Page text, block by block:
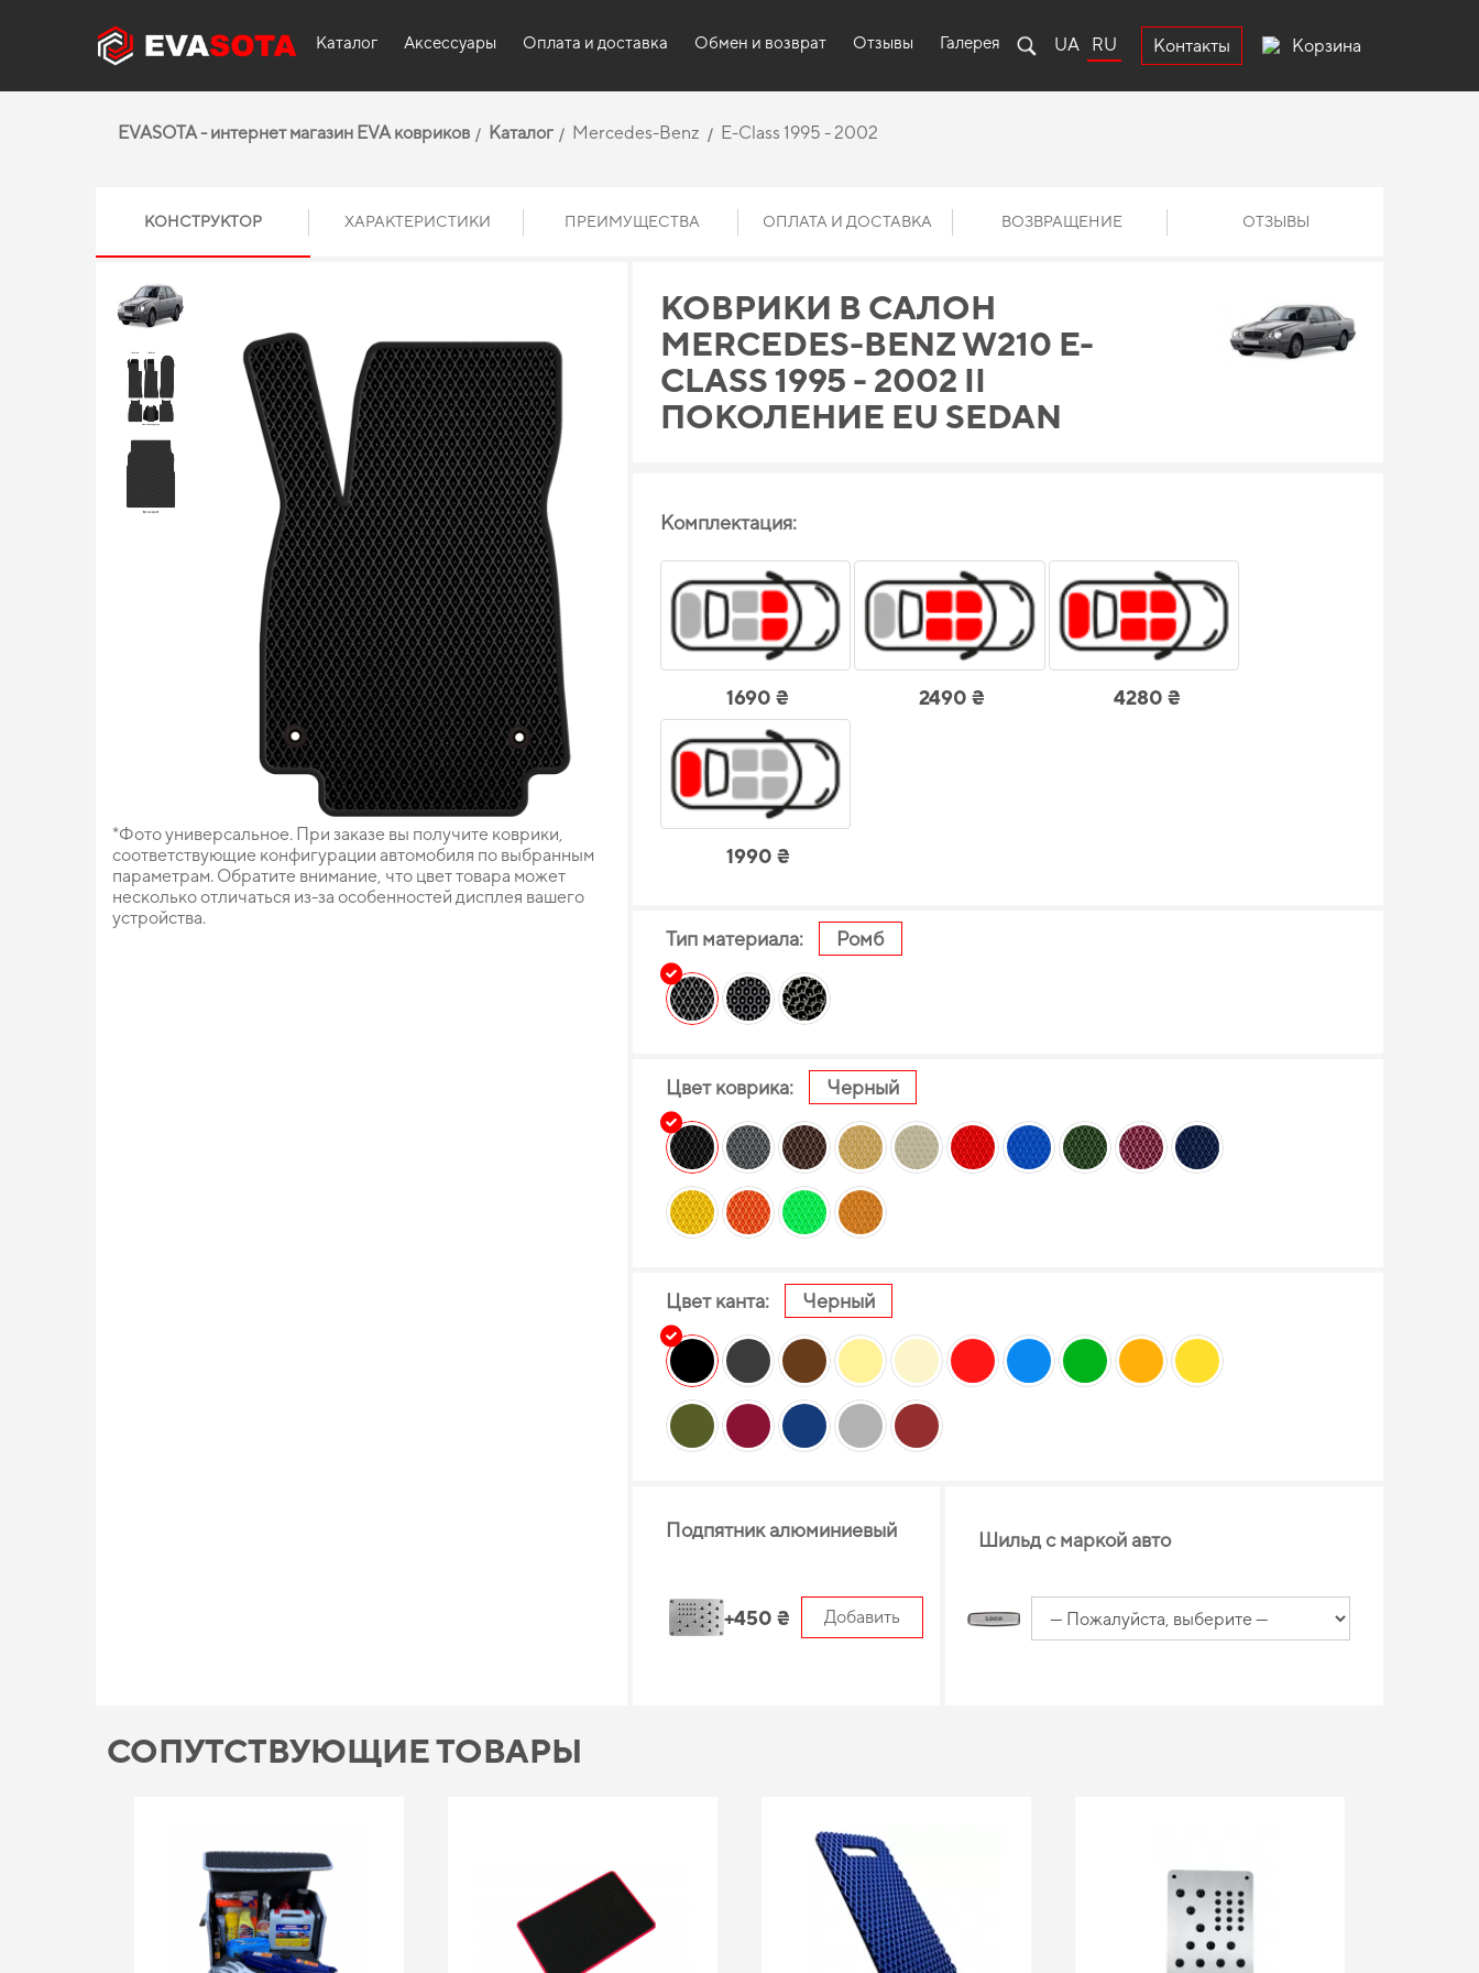
Каталог Аксессуары Оплата и доставка Обмен и возврат Отзывы Галерея UA RU Контакты Корзина
EVASOTA - интернет магазин EVA ковриков Каталог Mercedes-Benz E-Class 1995 - 2002
КОНСТРУКТОР ХАРАКТЕРИСТИКИ ПРЕИМУЩЕСТВА ОПЛАТА И ДОСТАВКА ВОЗВРАЩЕНИЕ ОТЗЫВЫ
*Фото универсальное. При заказе вы получите коврики,
соответствующие конфигурации автомобиля по выбранным
параметрам. Обратите внимание, что цвет товара может
несколько отличаться из-за особенностей дисплея вашего
устройства.
КОВРИКИ В САЛОН
MERCEDES-BENZ W210 E-
CLASS 1995 - 2002 II
ПОКОЛЕНИЕ EU SEDAN
Комплектация:
1690 ₴ 2490 ₴ 4280 ₴
1990 ₴
Тип материала: Ромб
Цвет коврика: Черный
Цвет канта: Черный
Подпятник алюминиевый
+450 ₴ Добавить
Шильд с маркой авто
СОПУТСТВУЮЩИЕ ТОВАРЫ